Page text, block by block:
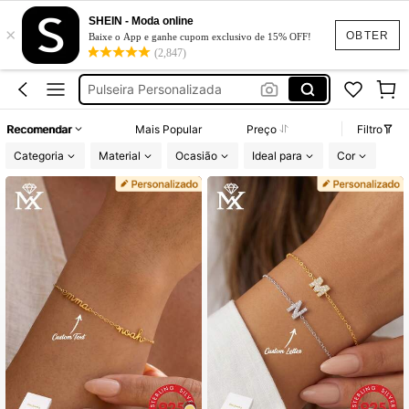
OBTER
×
SHEIN - Moda online
Baixe o App e ganhe cupom exclusivo de 15% OFF!
(2,847)
Pulseira Prata 925 Original
Pulseira Personalizada
Pulseira Prata
Pulseira Prata 925 Original
Recomendar Mais Popular Preço
Filtro
Categoria
Material Ocasião Ideal para Cor